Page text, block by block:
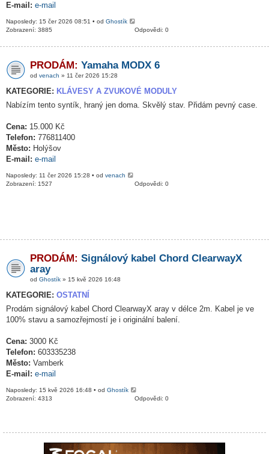
E-mail: e-mail
Naposledy: 15 čer 2026 08:51 • od Ghostík
Odpovědi: 0
Zobrazení: 3885
PRODÁM: Yamaha MODX 6
od venach » 11 čer 2026 15:28
KATEGORIE: KLÁVESY A ZVUKOVÉ MODULY
Nabízím tento syntík, hraný jen doma. Skvělý stav. Přidám pevný case.
Cena: 15.000 Kč
Telefon: 776811400
Město: Holýšov
E-mail: e-mail
Naposledy: 11 čer 2026 15:28 • od venach
Odpovědi: 0
Zobrazení: 1527
PRODÁM: Signálový kabel Chord ClearwayX
aray
od Ghostík » 15 kvě 2026 16:48
KATEGORIE: OSTATNÍ
Prodám signálový kabel Chord ClearwayX aray v délce 2m. Kabel je ve
100% stavu a samozřejmostí je i originální balení.
Cena: 3000 Kč
Telefon: 603335238
Město: Vamberk
E-mail: e-mail
Naposledy: 15 kvě 2026 16:48 • od Ghostík
Odpovědi: 0
Zobrazení: 4313